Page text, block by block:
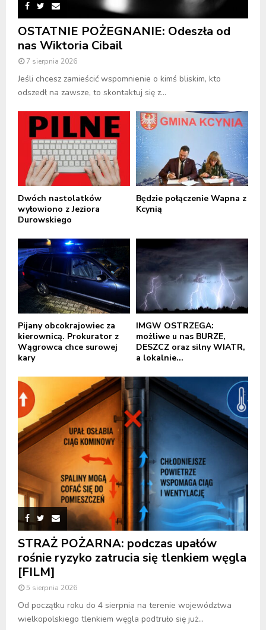
OSTATNIE POŻEGNANIE: Odeszła od
nas Wiktoria Cibail
7 sierpnia 2026
Jeśli chcesz zamieścić wspomnienie o kimś bliskim, kto
odszedł na zawsze, to skontaktuj się z...
Dwóch nastolatków
wyłowiono z Jeziora
Durowskiego
Będzie połączenie Wapna z
Kcynią
Pijany obcokrajowiec za
kierownicą. Prokurator z
Wągrowca chce surowej
kary
IMGW OSTRZEGA:
możliwe u nas BURZE,
DESZCZ oraz silny WIATR,
a lokalnie...
STRAŻ POŻARNA: podczas upałów
rośnie ryzyko zatrucia się tlenkiem węgla
[FILM]
5 sierpnia 2026
Od początku roku do 4 sierpnia na terenie województwa
wielkopolskiego tlenkiem węgla podtruło się już...